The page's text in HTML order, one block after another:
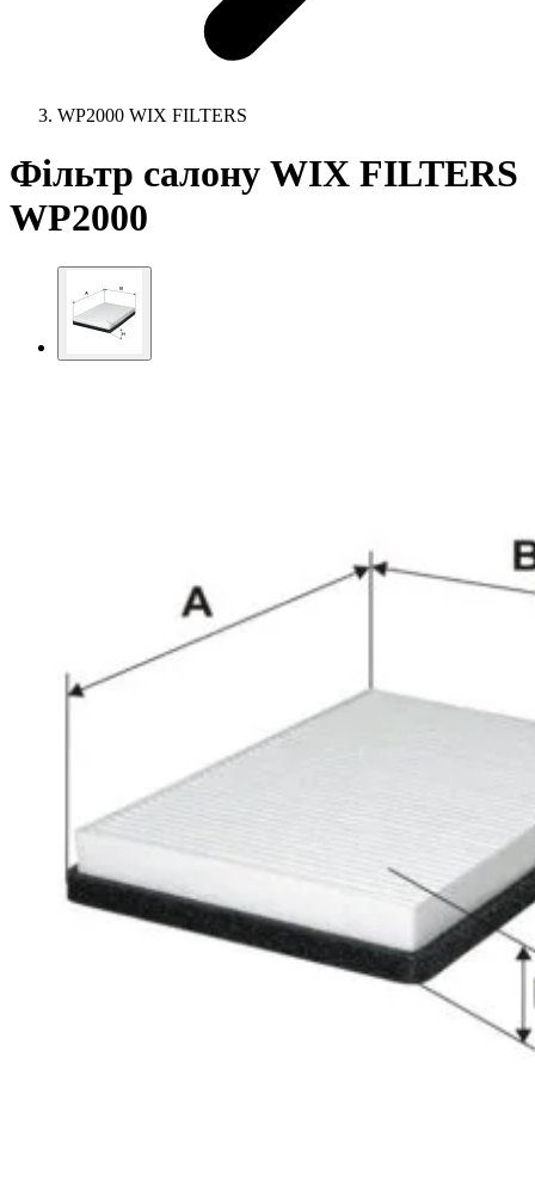
WP2000 WIX FILTERS
Фільтр салону WIX FILTERS
WP2000